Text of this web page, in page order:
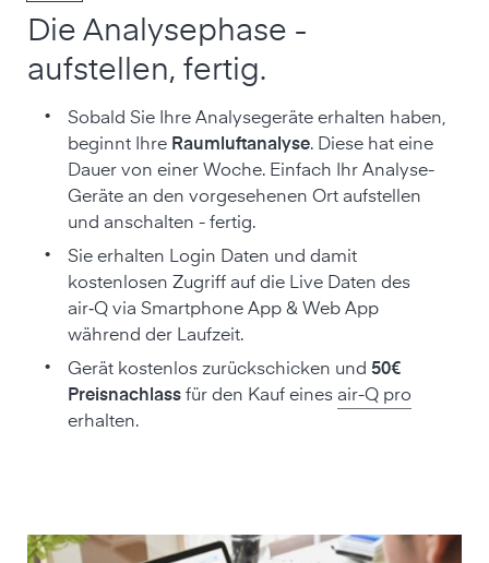
Die Analysephase -
aufstellen, fertig.
•
Sobald Sie Ihre Analysegeräte erhalten haben,
beginnt Ihre Raumluftanalyse. Diese hat eine
Dauer von einer Woche. Einfach Ihr Analyse-
Geräte an den vorgesehenen Ort aufstellen
und anschalten - fertig.
•
Sie erhalten Login Daten und damit
kostenlosen Zugriff auf die Live Daten des
air‑Q via Smartphone App & Web App
während der Laufzeit.
• Gerät kostenlos zurückschicken und 50€
Preisnachlass für den Kauf eines air-Q pro
erhalten.